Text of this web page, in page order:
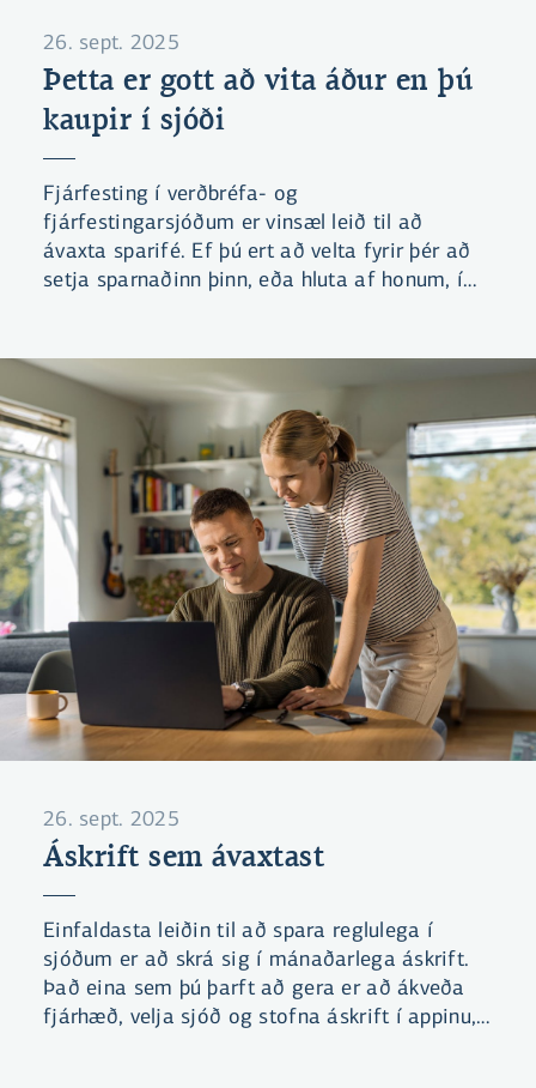
26. sept. 2025
Þetta er gott að vita áður en þú
kaupir í sjóði
Fjárfesting í verðbréfa- og
fjárfestingarsjóðum er vinsæl leið til að
ávaxta sparifé. Ef þú ert að velta fyrir þér að
setja sparnaðinn þinn, eða hluta af honum, í
26. sept. 2025
Áskrift sem ávaxtast
Einfaldasta leiðin til að spara reglulega í
sjóðum er að skrá sig í mánaðarlega áskrift.
Það eina sem þú þarft að gera er að ákveða
fjárhæð, velja sjóð og stofna áskrift í appinu,